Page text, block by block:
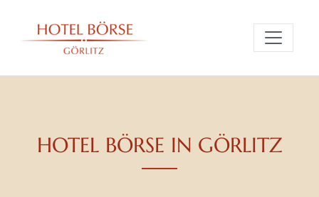
HOTEL BÖRSE IN GÖRLITZ